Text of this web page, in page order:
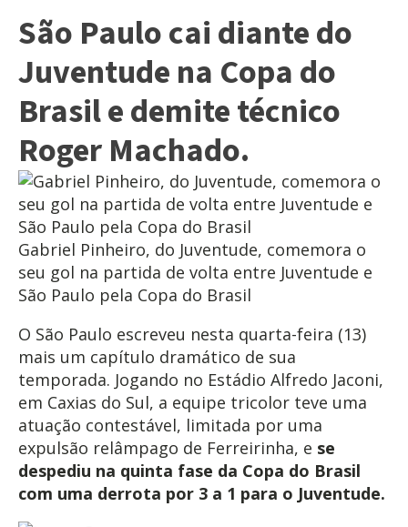
São Paulo cai diante do
Juventude na Copa do
Brasil e demite técnico
Roger Machado.
Gabriel Pinheiro, do Juventude, comemora o
seu gol na partida de volta entre Juventude e
São Paulo pela Copa do Brasil
O São Paulo escreveu nesta quarta-feira (13)
mais um capítulo dramático de sua
temporada. Jogando no Estádio Alfredo Jaconi,
em Caxias do Sul, a equipe tricolor teve uma
atuação contestável, limitada por uma
expulsão relâmpago de Ferreirinha, e se
despediu na quinta fase da Copa do Brasil
com uma derrota por 3 a 1 para o Juventude.